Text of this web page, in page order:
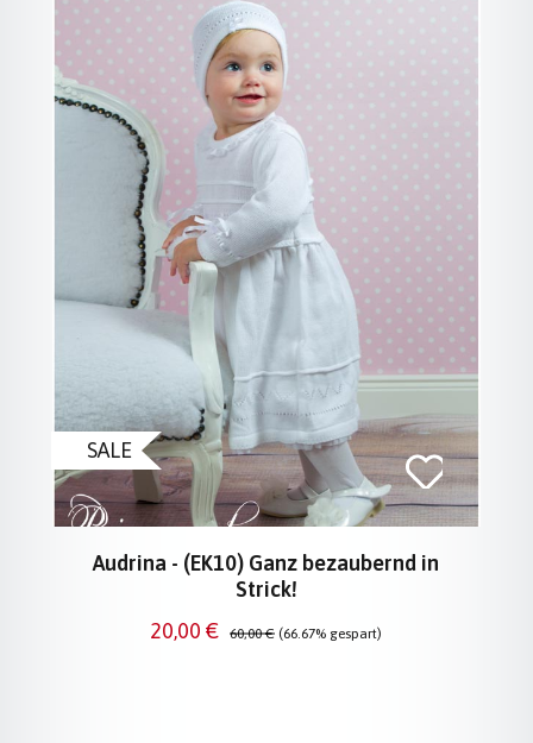
SALE
Audrina - (EK10) Ganz bezaubernd in
Strick!
Verkaufspreis:
20,00 € Regulärer Preis:
60,00 € (66.67% gespart)